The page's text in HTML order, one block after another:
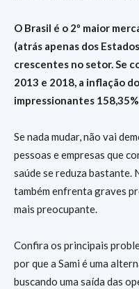
O Brasil é o 2º maior
(atrás apenas dos
crescentes no setor. Se
2013 e 2018, a inflação
impressionantes
Se nada mudar, não vai
pessoas e empresas que
saúde se reduza bastante.
também enfrenta graves
mais preocupante.
Confira os principais
por que a Sami é uma
buscando uma saída das